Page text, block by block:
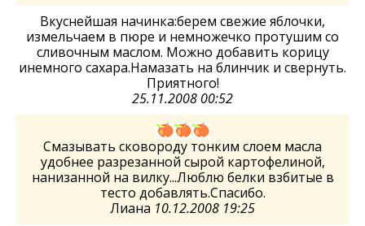
Вкуснейшая начинка:берем свежие яблочки,
измельчаем в пюре и немножечко протушим со
сливочным маслом. Можно добавить корицу
инемного сахара.Намазать на блинчик и свернуть.
Приятного!
25.11.2008 00:52
Смазывать сковороду тонким слоем масла
удобнее разрезанной сырой картофелиной,
нанизанной на вилку...Люблю белки взбитые в
тесто добавлять.Спасибо.
Лиана 10.12.2008 19:25